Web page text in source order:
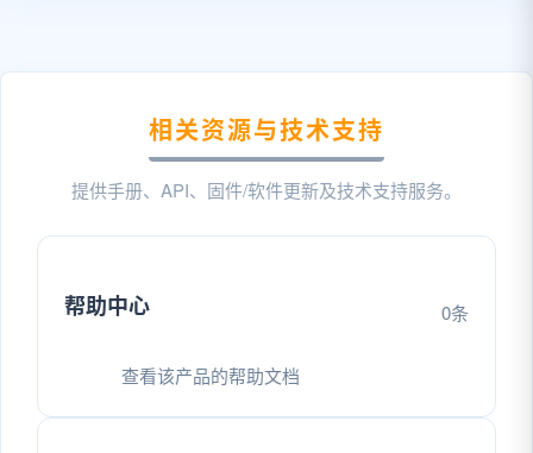
相关资源与技术支持
提供手册、API、固件/软件更新及技术支持服务。
帮助中心 0条
查看该产品的帮助文档